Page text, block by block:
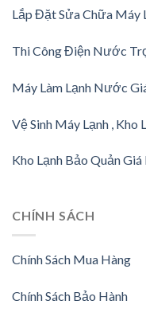
Lắp Đặt Sửa Chữa Máy
Thi Công Điện Nước
Máy Làm Lạnh Nước
Vệ Sinh Máy Lạnh , Kho
Kho Lạnh Bảo Quản Giá
CHÍNH SÁCH
Chính Sách Mua Hàng
Chính Sách Bảo Hành